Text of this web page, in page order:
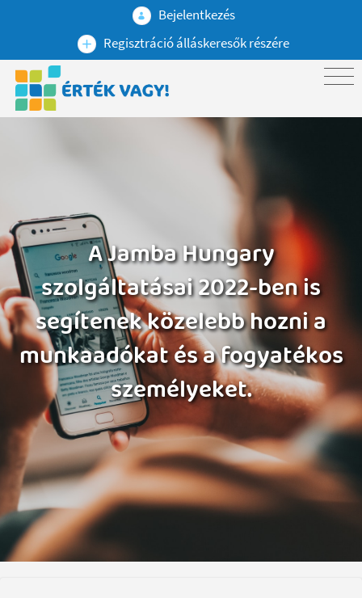
Bejelentkezés
Regisztráció álláskeresők részére
A Jamba Hungary
szolgáltatásai 2022-ben is
segítenek közelebb hozni a
munkaadókat és a fogyatékos
személyeket.